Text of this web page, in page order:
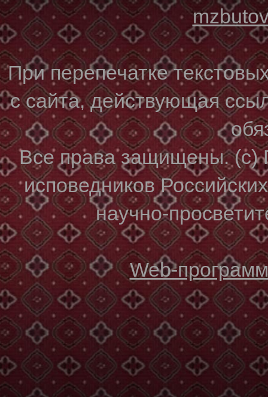
При перепечатке
с сайта, действующая
Все права защищены. (с)
исповедников
научно-
Web-